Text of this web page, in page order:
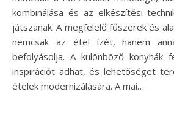
kombinálása és az elkészítési
játszanak. A megfelelő fűszerek és
nemcsak az étel ízét, hanem
befolyásolja. A különböző konyhák
inspirációt adhat, és lehetőséget
ételek modernizálására. A mai…